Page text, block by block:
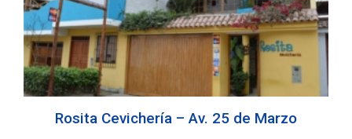
Rosita Cevichería – Av. 25 de Marzo